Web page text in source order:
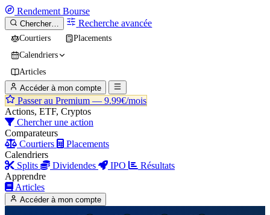
Rendement Bourse
Chercher… Recherche avancée
Courtiers
Placements
Calendriers
Articles
Accéder à mon compte
Passer au Premium — 9.99€/mois
Actions, ETF, Cryptos
Chercher une action
Comparateurs
Courtiers
Placements
Calendriers
Splits
Dividendes IPO
Résultats
Apprendre
Articles
Accéder à mon compte